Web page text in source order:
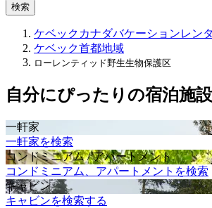
検索
ケベック カナダバケーションレン
ケベック首都地域
ローレンティッド野生生物保護区
自分にぴったりの宿泊施
一軒家
一軒家を検索
コンドミニアム / アパートメント
コンドミニアム、アパートメントを検索
キャビン
キャビンを検索する